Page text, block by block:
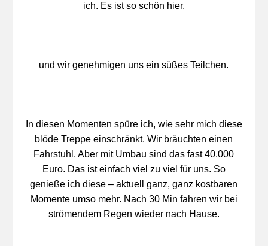
ich. Es ist so schön hier.
und wir genehmigen uns ein süßes Teilchen.
In diesen Momenten spüre ich, wie sehr mich diese
blöde Treppe einschränkt. Wir bräuchten einen
Fahrstuhl. Aber mit Umbau sind das fast 40.000
Euro. Das ist einfach viel zu viel für uns. So
genieße ich diese – aktuell ganz, ganz kostbaren
Momente umso mehr. Nach 30 Min fahren wir bei
strömendem Regen wieder nach Hause.